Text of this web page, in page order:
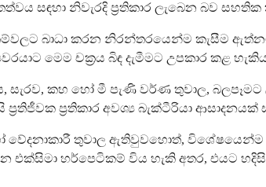
සඳහා නිවැරදි ප්‍රතිකාර ලැබෙන බව සහතික
බාධා කරන නිරන්තරයෙන්ම කැසීම
මෙම චක්‍රය බිඳ දැමීමට උපකාර කළ
සැරව, කහ හෝ මී පැණි වර්ණ තුවාල,
ප්‍රතිජීවක ප්‍රතිකාර අවශ්‍ය බැක්ටීරියා
වේදනාකාරී තුවාල ඇතිවුවහොත්,
හර්පෙටිකම් විය හැකි අතර, එයට හදිසි